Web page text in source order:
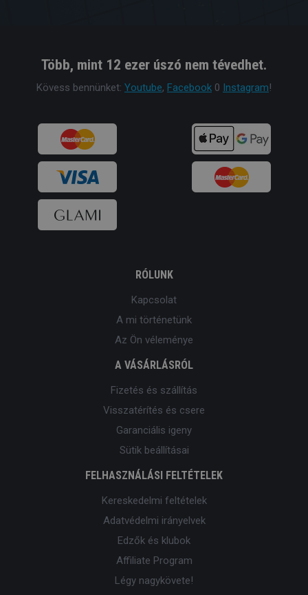
Több, mint 12 ezer úszó nem tévedhet.
Kövess bennünket: Youtube, Facebook 0 Instagram!
RÓLUNK
Kapcsolat
A mi történetünk
Az Ön véleménye
A VÁSÁRLÁSRÓL
Fizetés és szállítás
Visszatérítés és csere
Garanciális igeny
Sütik beállításai
FELHASZNÁLÁSI FELTÉTELEK
Kereskedelmi feltételek
Adatvédelmi irányelvek
Edzők és klubok
Affiliate Program
Légy nagykövete!